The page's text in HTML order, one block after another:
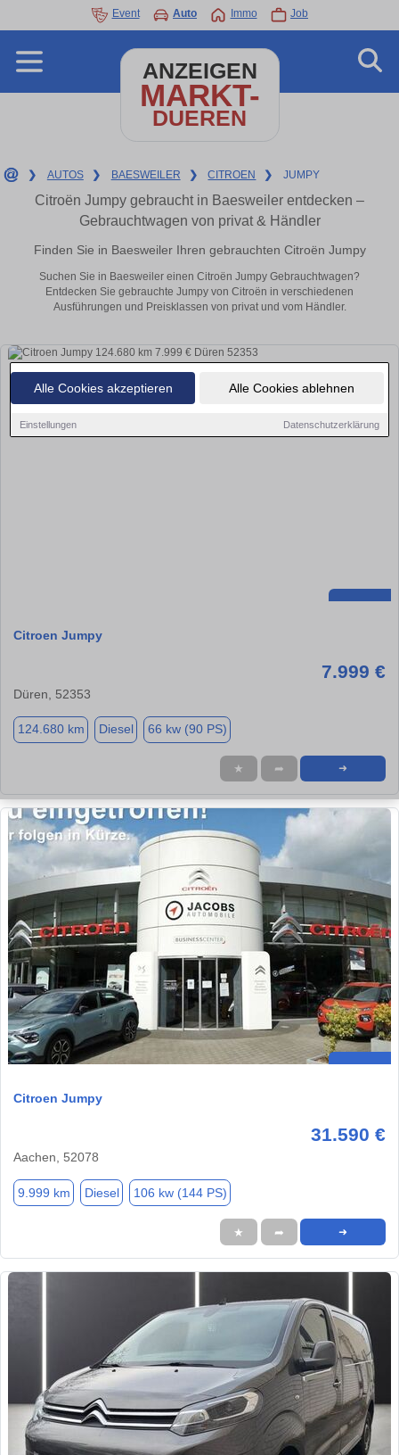
Alle Cookies akzeptieren Alle Cookies ablehnen
Einstellungen Datenschutzerklärung
Event Auto Immo Job
ANZEIGEN
MARKT-
DUEREN
❯ AUTOS ❯ BAESWEILER ❯ CITROEN ❯ JUMPY
Citroën Jumpy gebraucht in Baesweiler entdecken –
Gebrauchtwagen von privat & Händler
Finden Sie in Baesweiler Ihren gebrauchten Citroën Jumpy
Suchen Sie in Baesweiler einen Citroën Jumpy Gebrauchtwagen?
Entdecken Sie gebrauchte Jumpy von Citroën in verschiedenen
Ausführungen und Preisklassen von privat und vom Händler.
Citroen Jumpy
7.999 €
Düren, 52353
124.680 km Diesel 66 kw (90 PS)
★ ➦ ➜
Citroen Jumpy
31.590 €
Aachen, 52078
9.999 km Diesel 106 kw (144 PS)
★ ➦ ➜